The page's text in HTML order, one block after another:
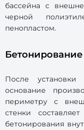
бассейна с
черной
пенопластом.
Бетонирование
После
основание
периметру с
стенки
бетонирования